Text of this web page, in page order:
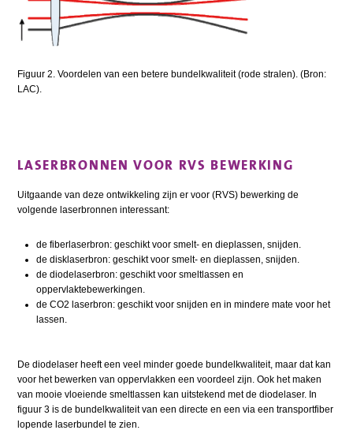
Figuur 2. Voordelen van een betere bundelkwaliteit (rode stralen). (Bron:
LAC).
LASERBRONNEN VOOR RVS BEWERKING
Uitgaande van deze ontwikkeling zijn er voor (RVS) bewerking de
volgende laserbronnen interessant:
de fiberlaserbron: geschikt voor smelt- en dieplassen, snijden.
de disklaserbron: geschikt voor smelt- en dieplassen, snijden.
de diodelaserbron: geschikt voor smeltlassen en
oppervlaktebewerkingen.
de CO2 laserbron: geschikt voor snijden en in mindere mate voor het
lassen.
De diodelaser heeft een veel minder goede bundelkwaliteit, maar dat kan
voor het bewerken van oppervlakken een voordeel zijn. Ook het maken
van mooie vloeiende smeltlassen kan uitstekend met de diodelaser. In
figuur 3 is de bundelkwaliteit van een directe en een via een transportfiber
lopende laserbundel te zien.